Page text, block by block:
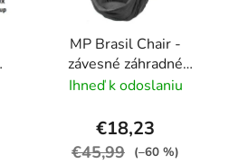
MP Brasil Chair -
závesné záhradné
kreslo
Ihneď k odoslaniu
€18,23
€45,99 (–60 %)